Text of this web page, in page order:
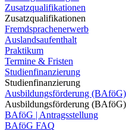
Zusatzqualifikationen
Zusatzqualifikationen
Fremdsprachenerwerb
Auslandsaufenthalt
Praktikum
Termine & Fristen
Studienfinanzierung
Studienfinanzierung
Ausbildungsförderung (BAföG)
Ausbildungsförderung (BAföG)
BAföG | Antragsstellung
BAföG FAQ